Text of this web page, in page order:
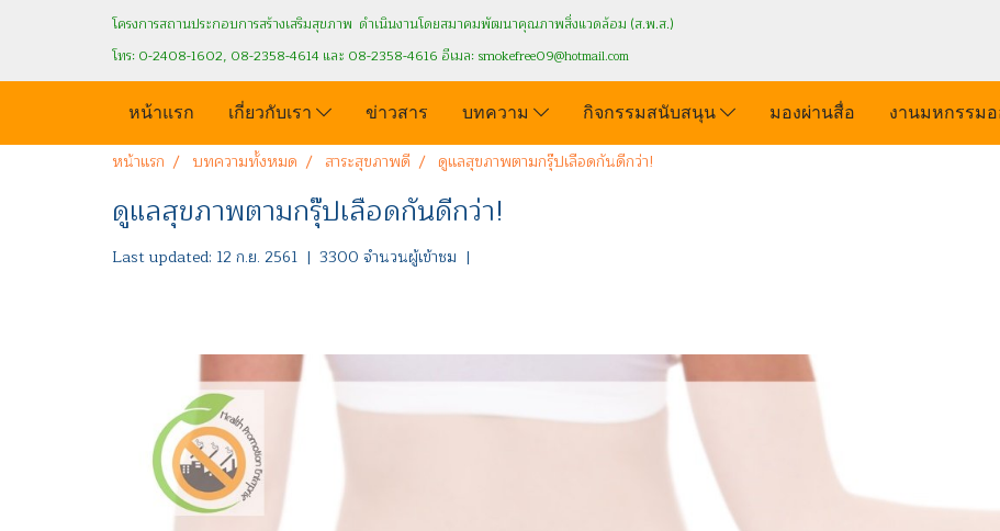
โครงการสถานประกอบการสร้างเสริมสุขภาพ ดำเนินงานโดยสมาคมพัฒนาคุณภาพสิ่งแวดล้อม (ส.พ.ส.)
โทร: 0-2408-1602, 08-2358-4614 และ 08-2358-4616 อีเมล: smokefree09@hotmail.com
หน้าแรก เกี่ยวกับเรา ข่าวสาร บทความ กิจกรรมสนับสนุน มองผ่านสื่อ งานมหกรรม
หน้าแรก บทความทั้งหมด สาระสุขภาพดี ดูแลสุขภาพตามกรุ๊ปเลือดกันดีกว่า!
ดูแลสุขภาพตามกรุ๊ปเลือดกันดีกว่า!
Last updated: 12 ก.ย. 2561 | 3300 จำนวนผู้เข้าชม |